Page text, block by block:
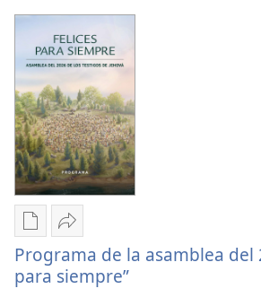
publicaciones
Programa
de
la
asamblea
de
circuito
2025-
2026
(con
representante
de
la
asamblea
de
circuito
2025-
2026
(con
representante
de
la
sucursal)
Opciones
de
descarga
Compartir
Programa
de
Programa de la asamblea del
para siempre”